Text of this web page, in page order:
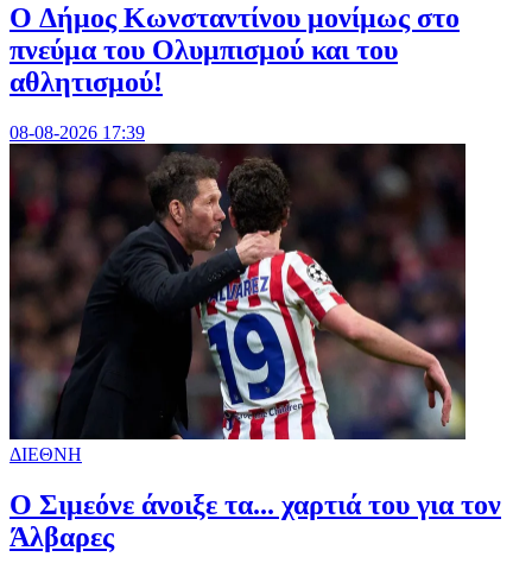
O Δήμος Κωνσταντίνου μονίμως στο
πνεύμα του Ολυμπισμού και του
αθλητισμού!
08-08-2026 17:39
ΔΙΕΘΝΗ
Ο Σιμεόνε άνοιξε τα... χαρτιά του για τον
Άλβαρες